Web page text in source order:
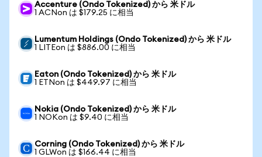
Accenture (Ondo Tokenized) から 米ドル
1 ACNon は $179.25 に相当
Lumentum Holdings (Ondo Tokenized) から 米ドル
1 LITEon は $886.00 に相当
Eaton (Ondo Tokenized) から 米ドル
1 ETNon は $449.97 に相当
Nokia (Ondo Tokenized) から 米ドル
1 NOKon は $9.40 に相当
Corning (Ondo Tokenized) から 米ドル
1 GLWon は $166.44 に相当